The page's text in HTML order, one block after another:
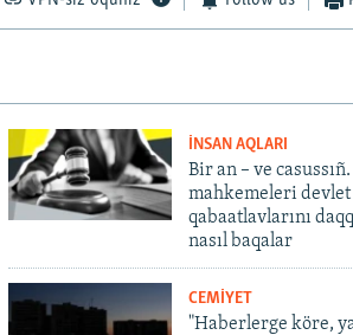
İNSAN AQLARI
Bir an – ve casussıñ.
mahkemeleri
qabaatlavlarını
nasıl baqalar
CEMİYET
"Haberlerge köre,